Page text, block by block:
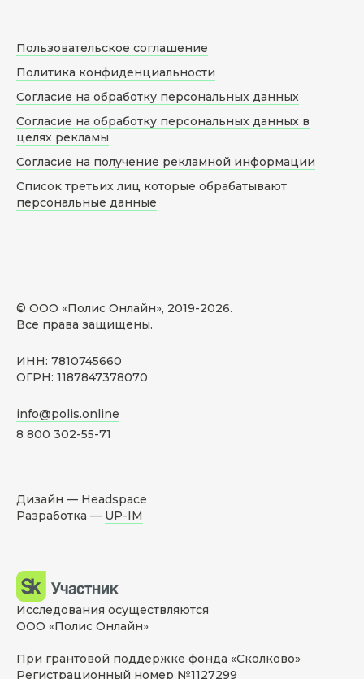
© ООО «Полис Онлайн», 2019-2026.
Все права защищены.
ИНН: 7810745660
ОГРН: 1187847378070
info@polis.online
8 800 302-55-71
Пользовательское соглашение
Политика конфиденциальности
Согласие на обработку персональных данных
Согласие на обработку персональных данных в
целях рекламы
Согласие на получение рекламной информации
Список третьих лиц которые обрабатывают
персональные данные
Дизайн — Headspace
Разработка — UP-IM
Исследования осуществляются
ООО «Полис Онлайн»
При грантовой поддержке фонда «Сколково»
Регистрационный номер №1127299